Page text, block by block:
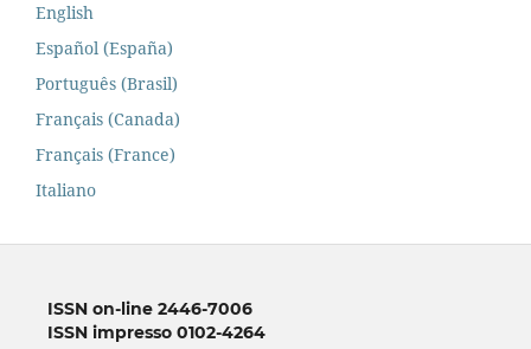
English
Español (España)
Português (Brasil)
Français (Canada)
Français (France)
Italiano
ISSN on-line 2446-7006
ISSN impresso 0102-4264